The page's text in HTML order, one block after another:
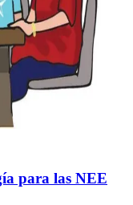
para las NEE